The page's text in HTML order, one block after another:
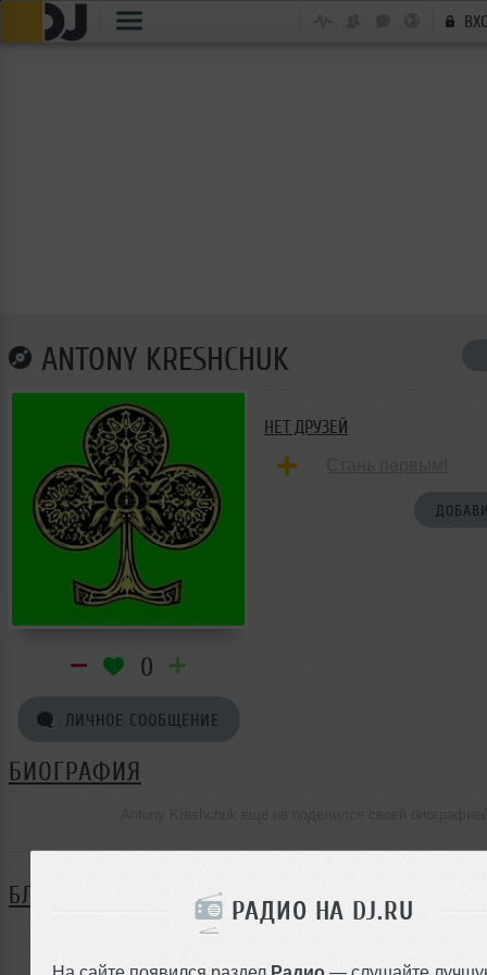
РАДИО НА DJ.RU
На сайте появился раздел Радио — слушайте
ANTONY KRESHCHUK
0
ЛИЧНОЕ СООБЩЕНИЕ
НЕТ ДРУЗЕЙ
БИОГРАФИЯ
БЛОГ